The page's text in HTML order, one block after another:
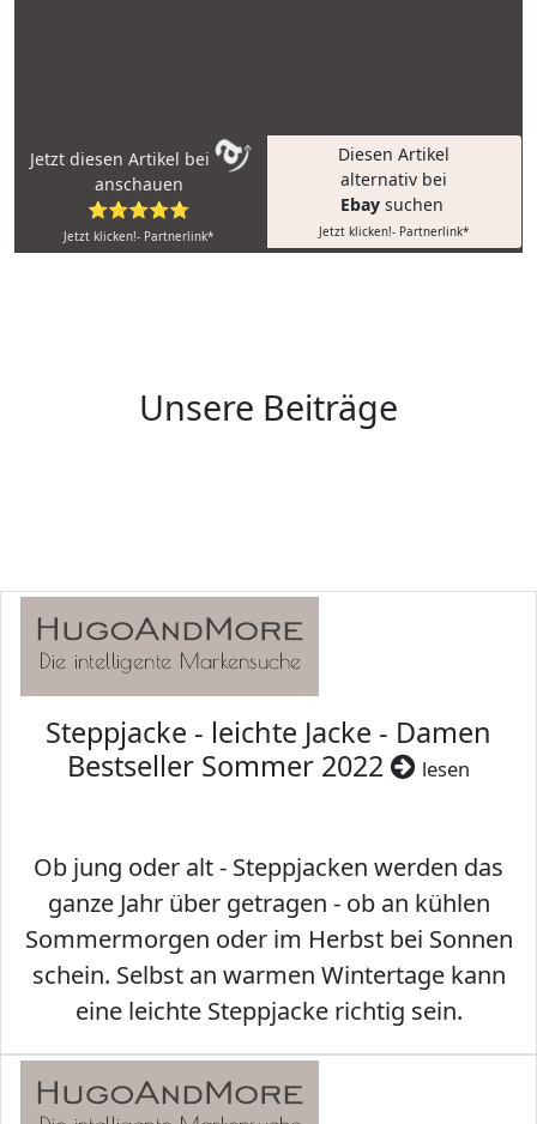
Jetzt diesen Artikel bei
anschauen
⭐⭐⭐⭐⭐
Jetzt klicken!- Partnerlink*
Diesen Artikel
alternativ bei
Ebay suchen
Jetzt klicken!- Partnerlink*
Unsere Beiträge
Steppjacke - leichte Jacke - Damen
Bestseller Sommer 2022
lesen
Ob jung oder alt - Steppjacken werden das
ganze Jahr über getragen - ob an kühlen
Sommermorgen oder im Herbst bei Sonnen
schein. Selbst an warmen Wintertage kann
eine leichte Steppjacke richtig sein.